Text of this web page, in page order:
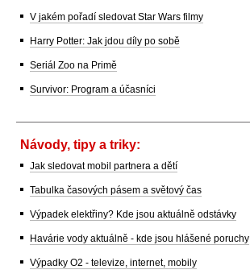
V jakém pořadí sledovat Star Wars filmy
Harry Potter: Jak jdou díly po sobě
Seriál Zoo na Primě
Survivor: Program a účasníci
Návody, tipy a triky:
Jak sledovat mobil partnera a dětí
Tabulka časových pásem a světový čas
Výpadek elektřiny? Kde jsou aktuálně odstávky
Havárie vody aktuálně - kde jsou hlášené poruchy
Výpadky O2 - televize, internet, mobily